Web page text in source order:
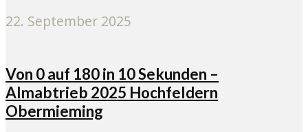
22. September 2025
Von 0 auf 180 in 10 Sekunden –
Almabtrieb 2025 Hochfeldern
Obermieming